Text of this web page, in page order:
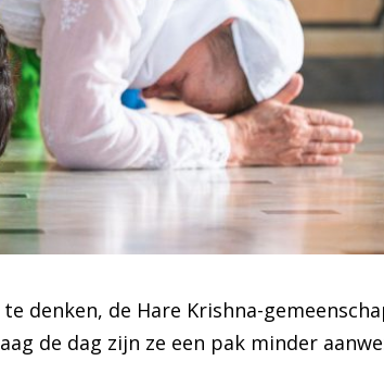
denken, de Hare Krishna-
de dag zijn ze een pak minder